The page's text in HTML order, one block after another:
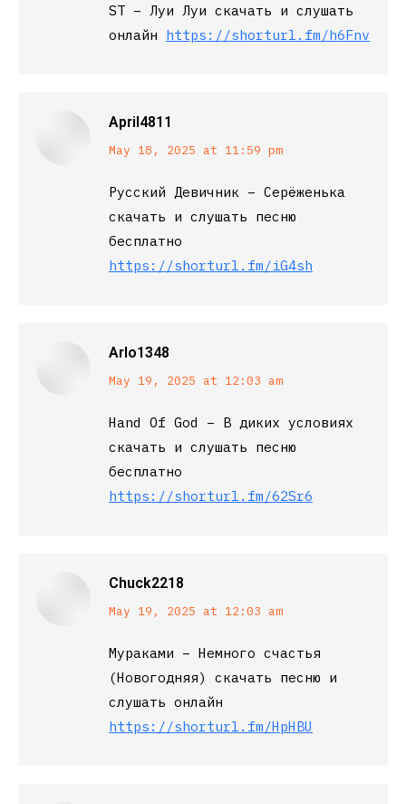
ST – Луи Луи скачать и слушать
онлайн https://shorturl.fm/h6Fnv
April4811
says:
May 18, 2025 at 11:59 pm
Русский Девичник – Серёженька
скачать и слушать песню
бесплатно
https://shorturl.fm/iG4sh
Arlo1348
says:
May 19, 2025 at 12:03 am
Hand Of God – В диких условиях
скачать и слушать песню
бесплатно
https://shorturl.fm/62Sr6
Chuck2218
says:
May 19, 2025 at 12:03 am
Мураками – Немного счастья
(Новогодняя) скачать песню и
слушать онлайн
https://shorturl.fm/HpHBU